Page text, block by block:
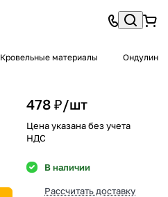
Кровельные материалы Ондулин
478 ₽/шт
Цена указана без учета
НДС
В наличии
Рассчитать доставку